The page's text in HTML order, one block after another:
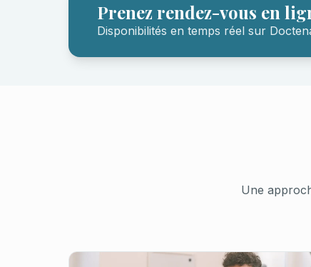
Prenez rendez-vous en
Disponibilités en temps réel sur
Une